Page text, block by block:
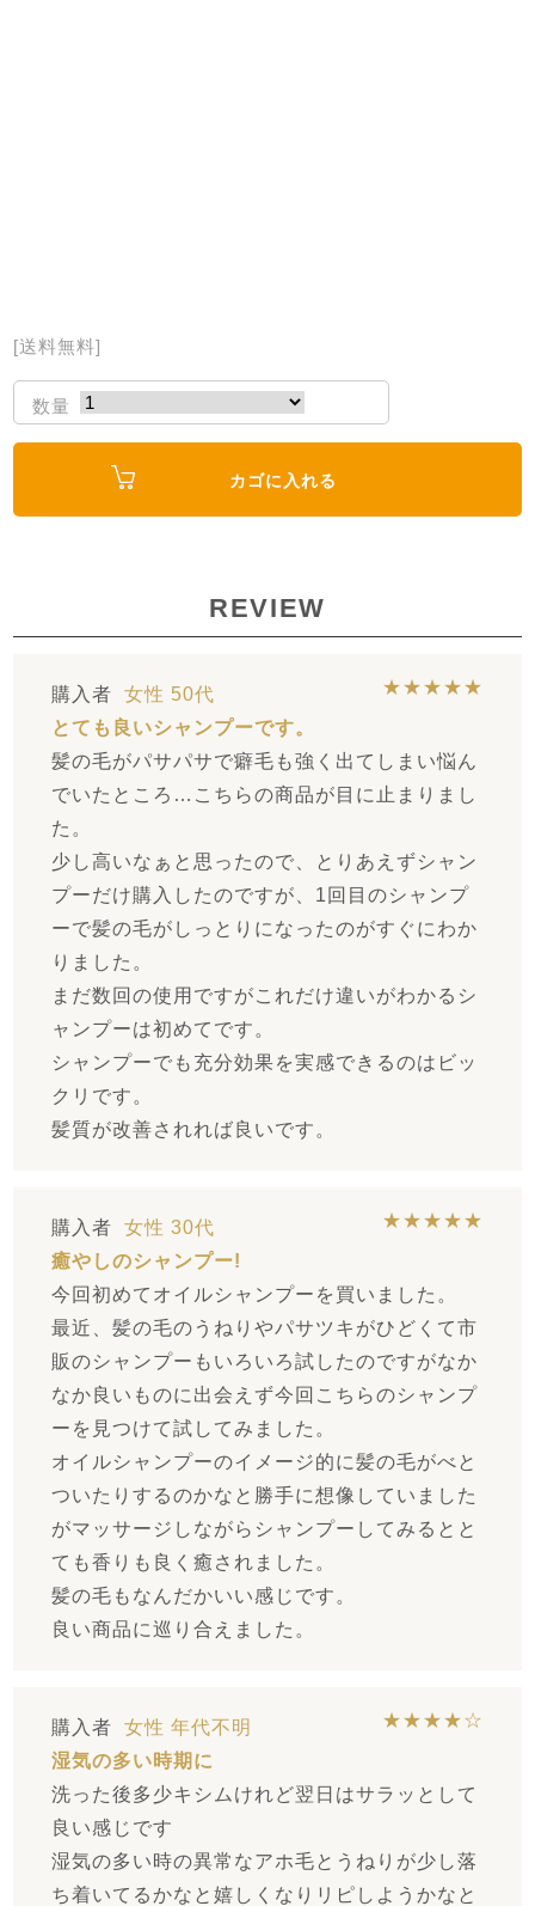
[送料無料]
数量
カゴに入れる
REVIEW
購入者 女性 50代
★★★★★
とても良いシャンプーです。
髪の毛がパサパサで癖毛も強く出てしまい悩ん
でいたところ…こちらの商品が目に止まりまし
た。
少し高いなぁと思ったので、とりあえずシャン
プーだけ購入したのですが、1回目のシャンプ
ーで髪の毛がしっとりになったのがすぐにわか
りました。
まだ数回の使用ですがこれだけ違いがわかるシ
ャンプーは初めてです。
シャンプーでも充分効果を実感できるのはビッ
クリです。
髪質が改善されれば良いです。
購入者 女性 30代
★★★★★
癒やしのシャンプー!
今回初めてオイルシャンプーを買いました。
最近、髪の毛のうねりやパサツキがひどくて市
販のシャンプーもいろいろ試したのですがなか
なか良いものに出会えず今回こちらのシャンプ
ーを見つけて試してみました。
オイルシャンプーのイメージ的に髪の毛がべと
ついたりするのかなと勝手に想像していました
がマッサージしながらシャンプーしてみるとと
ても香りも良く癒されました。
髪の毛もなんだかいい感じです。
良い商品に巡り合えました。
購入者 女性 年代不明
★★★★☆
湿気の多い時期に
洗った後多少キシムけれど翌日はサラッとして
良い感じです
湿気の多い時の異常なアホ毛とうねりが少し落
ち着いてるかなと嬉しくなりリピしようかなと